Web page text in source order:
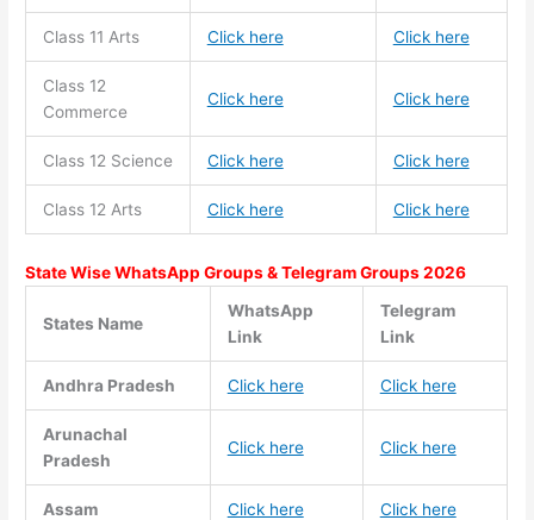
Class 11 Arts Click here Click here
Class 12
Commerce
Click here Click here
Class 12 Science Click here Click here
Class 12 Arts Click here Click here
State Wise WhatsApp Groups & Telegram Groups 2026
States Name
WhatsApp
Link
Telegram
Link
Andhra Pradesh Click here Click here
Arunachal
Pradesh
Click here Click here
Assam Click here Click here